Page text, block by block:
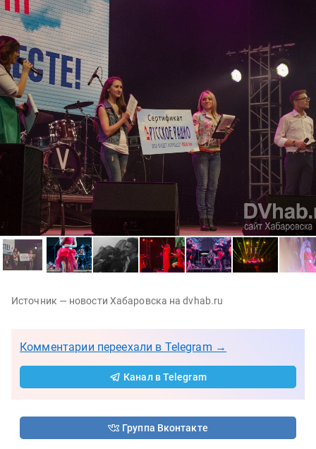
Источник — новости Хабаровска на dvhab.ru
Комментарии переехали в Telegram →
Канал в Telegram
Группа Вконтакте